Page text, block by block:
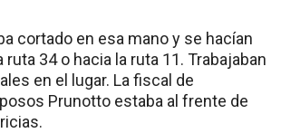
cortado en esa mano y se hacían
34 o hacia la ruta 11. Trabajaban
en el lugar. La fiscal de
Prunotto estaba al frente de